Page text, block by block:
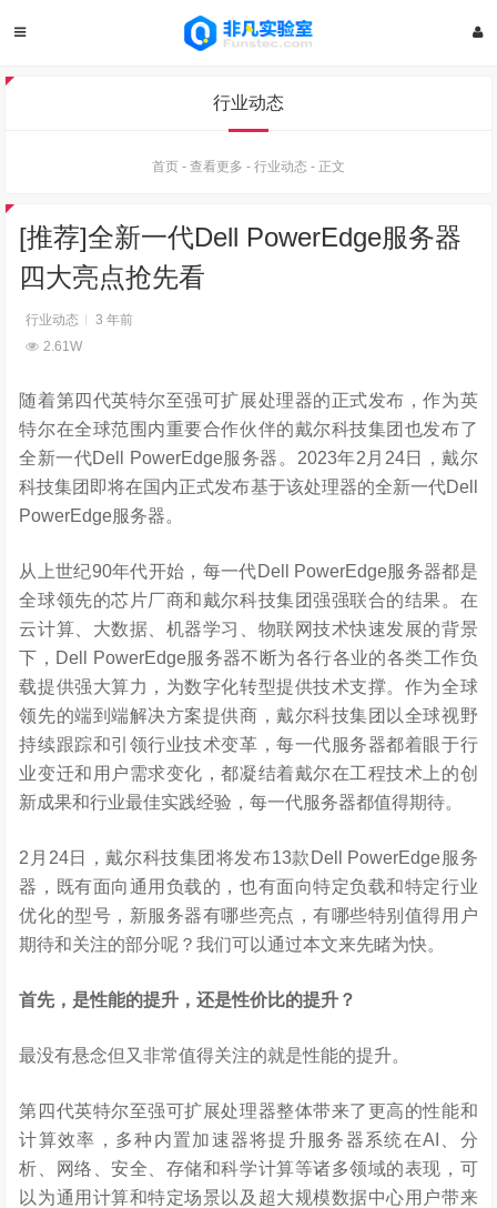
行业动态
首页 - 查看更多 - 行业动态 - 正文
[推荐]全新一代Dell PowerEdge服务器
四大亮点抢先看
行业动态
3 年前
2.61W
随着第四代英特尔至强可扩展处理器的正式发布，作为英
特尔在全球范围内重要合作伙伴的戴尔科技集团也发布了
全新一代Dell PowerEdge服务器。2023年2月24日，戴尔
科技集团即将在国内正式发布基于该处理器的全新一代Dell
PowerEdge服务器。
从上世纪90年代开始，每一代Dell PowerEdge服务器都是
全球领先的芯片厂商和戴尔科技集团强强联合的结果。在
云计算、大数据、机器学习、物联网技术快速发展的背景
下，Dell PowerEdge服务器不断为各行各业的各类工作负
载提供强大算力，为数字化转型提供技术支撑。作为全球
领先的端到端解决方案提供商，戴尔科技集团以全球视野
持续跟踪和引领行业技术变革，每一代服务器都着眼于行
业变迁和用户需求变化，都凝结着戴尔在工程技术上的创
新成果和行业最佳实践经验，每一代服务器都值得期待。
2月24日，戴尔科技集团将发布13款Dell PowerEdge服务
器，既有面向通用负载的，也有面向特定负载和特定行业
优化的型号，新服务器有哪些亮点，有哪些特别值得用户
期待和关注的部分呢？我们可以通过本文来先睹为快。
首先，是性能的提升，还是性价比的提升？
最没有悬念但又非常值得关注的就是性能的提升。
第四代英特尔至强可扩展处理器整体带来了更高的性能和
计算效率，多种内置加速器将提升服务器系统在AI、分
析、网络、安全、存储和科学计算等诸多领域的表现，可
以为通用计算和特定场景以及超大规模数据中心用户带来